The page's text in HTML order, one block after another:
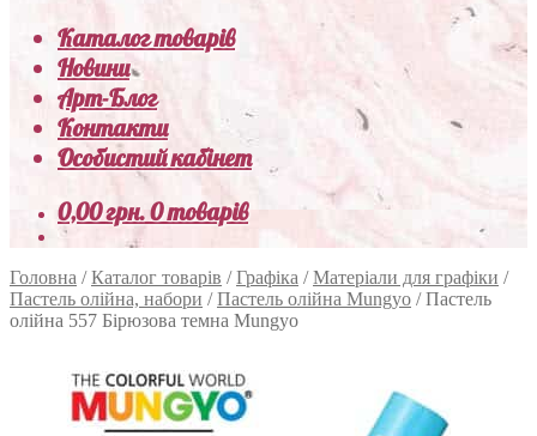
Каталог товарів
Новини
Арт-Блог
Контакти
Особистий кабінет
0,00грн.0 товарів
Головна /Каталог товарів /Графіка /Матеріали для графіки /
Пастель олійна, набори /Пастель олійна Mungyo /Пастель
олійна 557 Бірюзова темна Mungyo